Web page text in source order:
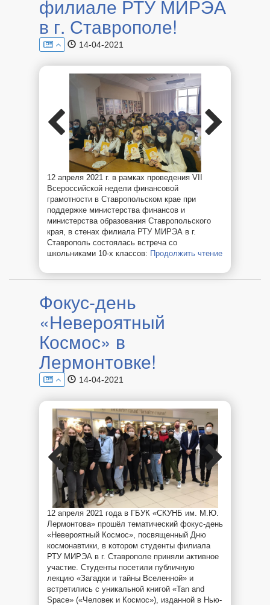
филиале РТУ МИРЭА
в г. Ставрополе!
14-04-2021
12 апреля 2021 г. в рамках проведения VII
Всероссийской недели финансовой
грамотности в Ставропольском крае при
поддержке министерства финансов и
министерства образования Ставропольского
края, в стенах филиала РТУ МИРЭА в г.
Ставрополь состоялась встреча со
школьниками 10-х классов: Продолжить чтение
в
Фокус-день
«Невероятный
Космос» в
Лермонтовке!
14-04-2021
12 апреля 2021 года в ГБУК «СКУНБ им. М.Ю.
Лермонтова» прошёл тематический фокус-день
«Невероятный Космос», посвященный Дню
космонавтики, в котором студенты филиала
РТУ МИРЭА в г. Ставрополе приняли активное
участие. Студенты посетили публичную
лекцию «Загадки и тайны Вселенной» и
встретились с уникальной книгой «Tan and
Space» («Человек и Космос»), изданной в Нью-